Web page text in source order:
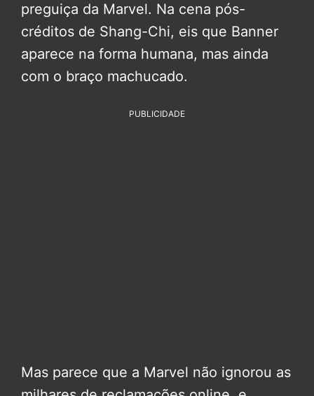
preguiça da Marvel. Na cena pós-
créditos de Shang-Chi, eis que Banner
aparece na forma humana, mas ainda
com o braço machucado.
PUBLICIDADE
Mas parece que a Marvel não ignorou as